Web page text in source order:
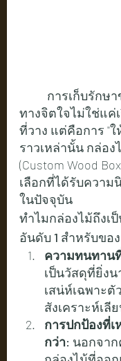
การเก็บรักษ
ทางจิตใจไม่ใช่แค่
ที่วาง แต่คือการ "ใ
ราวเหล่านั้น กล่อง
(Custom Wood
เลือกที่ได้รับความ
ในปัจจุบัน
ทำไมกล่องไม้ถึงเ
อันดับ 1 สำหรับขอ
ความทนทาน
เป็นวัสดุที่ยิ่ง
เสน่ห์เฉพาะตั
สังเคราะห์เลี
การปกป้องที่เ
กว่า: นอกจาก